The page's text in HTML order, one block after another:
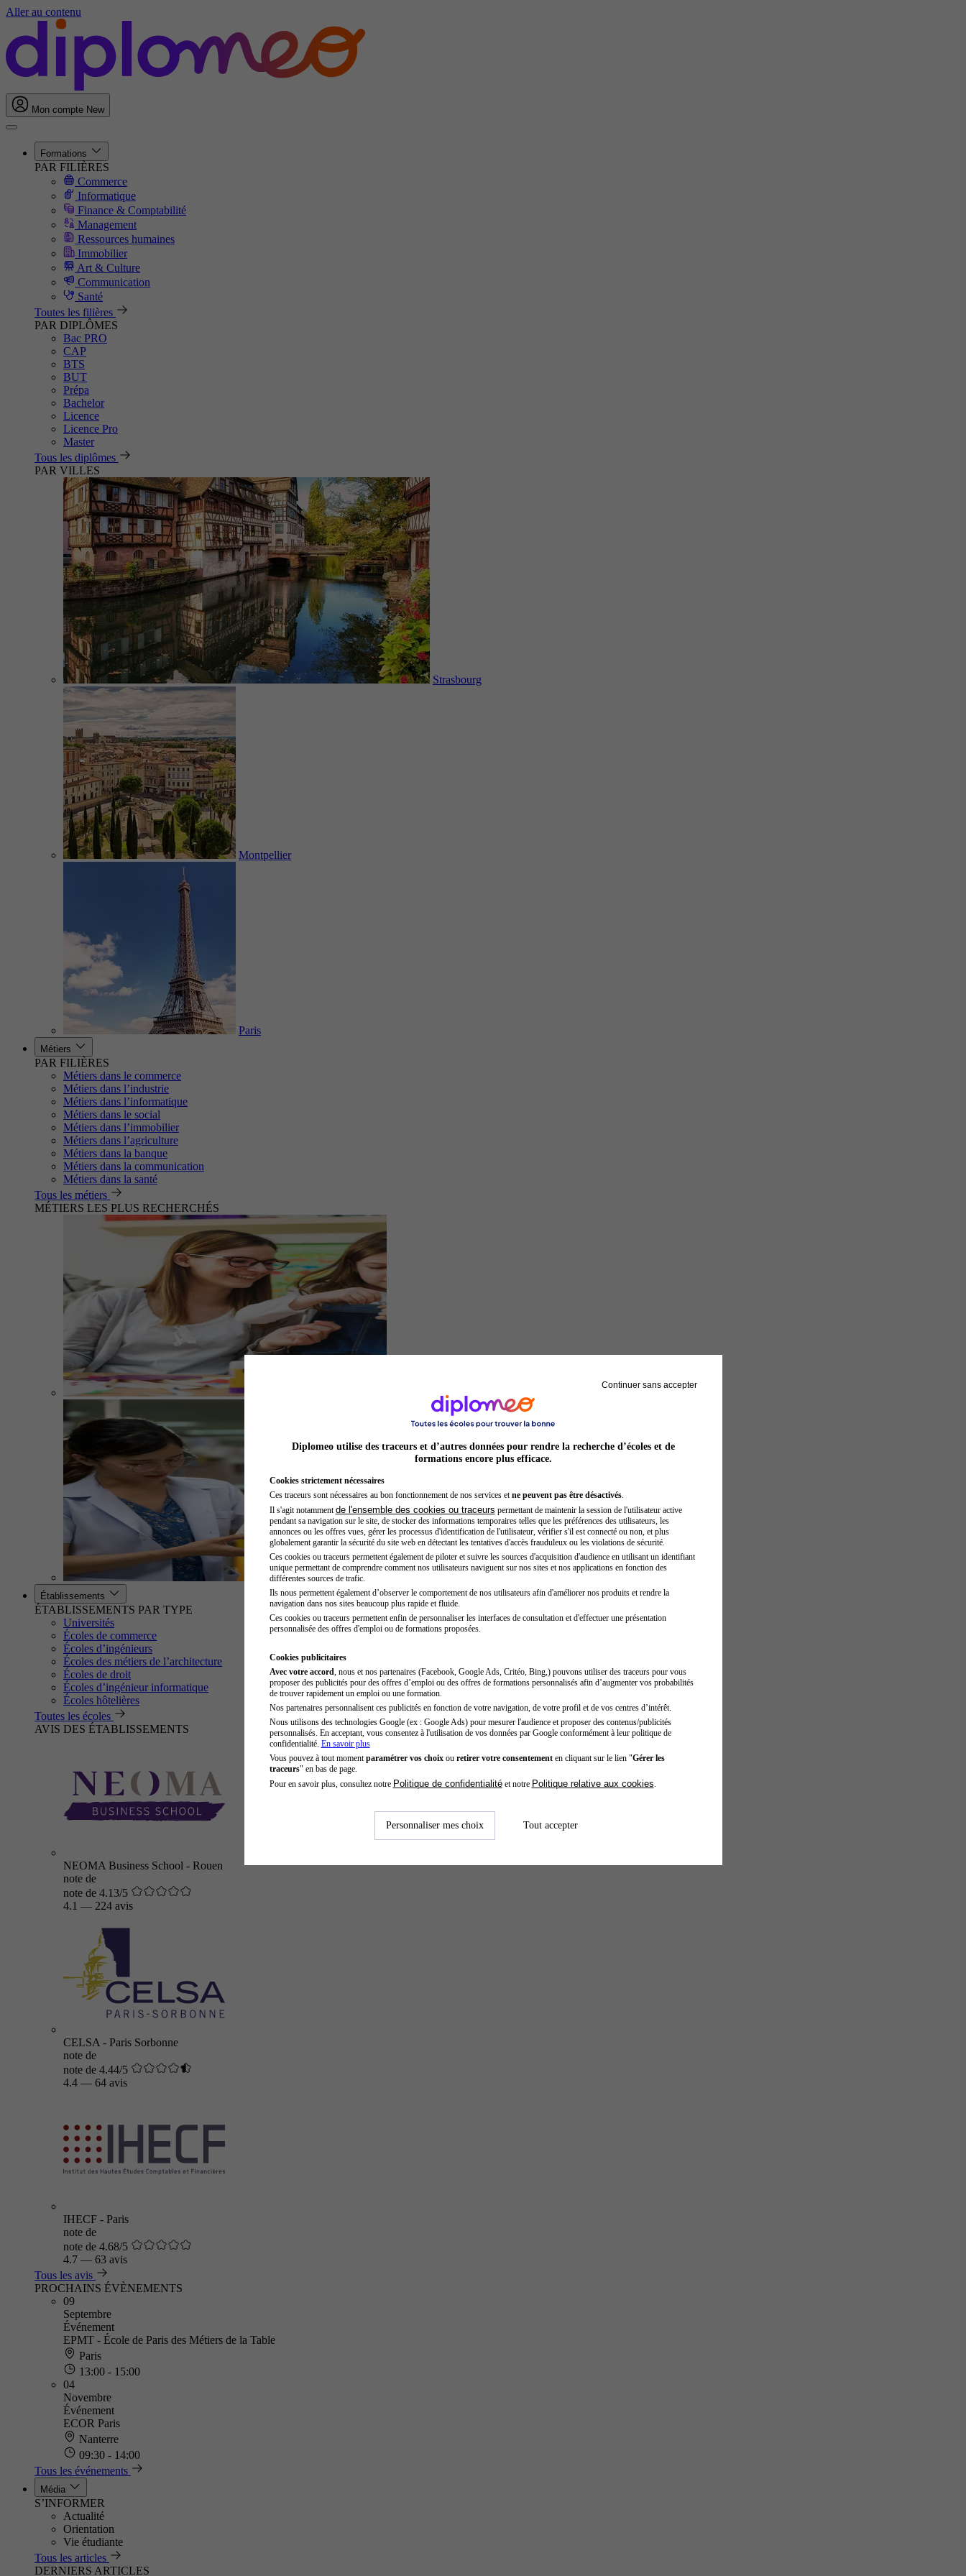
Aller au contenu
Mon compte New
Formations
PAR FILIÈRES
Commerce
Informatique
Finance & Comptabilité
Management
Ressources humaines
Immobilier
Art & Culture
Communication
Santé
Toutes les filières
PAR DIPLÔMES
Bac PRO
CAP
BTS
BUT
Prépa
Bachelor
Licence
Licence Pro
Master
Tous les diplômes
PAR VILLES
Strasbourg
Montpellier
Paris
Métiers
PAR FILIÈRES
Métiers dans le commerce
Métiers dans l’industrie
Métiers dans l’informatique
Métiers dans le social
Métiers dans l’immobilier
Métiers dans l’agriculture
Métiers dans la banque
Métiers dans la communication
Métiers dans la santé
Tous les métiers
MÉTIERS LES PLUS RECHERCHÉS
Auxiliaire de puériculture
Établissements
ÉTABLISSEMENTS PAR TYPE
Universités
Écoles de commerce
Écoles d’ingénieurs
Écoles des métiers de l’architecture
Écoles de droit
Écoles d’ingénieur informatique
Écoles hôtelières
Toutes les écoles
AVIS DES ÉTABLISSEMENTS
NEOMA Business School - Rouen
note de
note de 4.13/5
4.1 — 224 avis
CELSA - Paris Sorbonne
note de
note de 4.44/5
4.4 — 64 avis
IHECF - Paris
note de
note de 4.68/5
4.7 — 63 avis
Tous les avis
PROCHAINS ÉVÈNEMENTS
09
Septembre
Événement
EPMT - École de Paris des Métiers de la Table
Paris
13:00 - 15:00
04
Novembre
Événement
ECOR Paris
Nanterre
09:30 - 14:00
Tous les événements
Média
S’INFORMER
Actualité
Orientation
Vie étudiante
Tous les articles
DERNIERS ARTICLES
Continuer sans accepter
Diplomeo utilise des traceurs et d’autres données pour rendre la recherche d’écoles et de
formations encore plus efficace.
Cookies strictement nécessaires
Ces traceurs sont nécessaires au bon fonctionnement de nos services et ne peuvent pas être désactivés.
Il s'agit notamment de l'ensemble des cookies ou traceurs permettant de maintenir la session de l'utilisateur active
pendant sa navigation sur le site, de stocker des informations temporaires telles que les préférences des utilisateurs, les
annonces ou les offres vues, gérer les processus d'identification de l'utilisateur, vérifier s'il est connecté ou non, et plus
globalement garantir la sécurité du site web en détectant les tentatives d'accès frauduleux ou les violations de sécurité.
Ces cookies ou traceurs permettent également de piloter et suivre les sources d'acquisition d'audience en utilisant un identifiant
unique permettant de comprendre comment nos utilisateurs naviguent sur nos sites et nos applications en fonction des
différentes sources de trafic.
Ils nous permettent également d’observer le comportement de nos utilisateurs afin d'améliorer nos produits et rendre la
navigation dans nos sites beaucoup plus rapide et fluide.
Ces cookies ou traceurs permettent enfin de personnaliser les interfaces de consultation et d'effectuer une présentation
personnalisée des offres d'emploi ou de formations proposées.
Cookies publicitaires
Avec votre accord , nous et nos partenaires (Facebook, Google Ads, Critéo, Bing,) pouvons utiliser des traceurs pour vous
proposer des publicités pour des offres d’emploi ou des offres de formations personnalisés afin d’augmenter vos probabilités
de trouver rapidement un emploi ou une formation.
Nos partenaires personnalisent ces publicités en fonction de votre navigation, de votre profil et de vos centres d’intérêt.
Nous utilisons des technologies Google (ex : Google Ads) pour mesurer l'audience et proposer des contenus/publicités
personnalisés. En acceptant, vous consentez à l'utilisation de vos données par Google conformément à leur politique de
confidentialité. En savoir plus
Vous pouvez à tout moment paramétrer vos choixou retirer votre consentementen cliquant sur le lien "Gérer les
traceurs" en bas de page.
Pour en savoir plus, consultez notre Politique de confidentialitéet notre Politique relative aux cookies
Personnaliser mes choix Tout accepter